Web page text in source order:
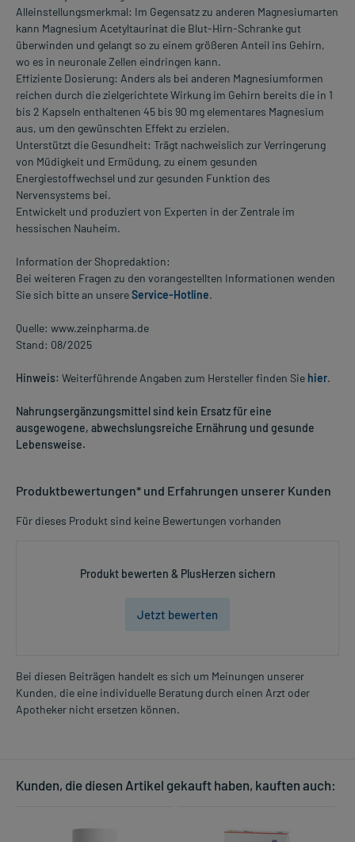
Alleinstellungsmerkmal: Im Gegensatz zu anderen Magnesiumarten
kann Magnesium Acetyltaurinat die Blut-Hirn-Schranke gut
überwinden und gelangt so zu einem größeren Anteil ins Gehirn,
wo es in neuronale Zellen eindringen kann.
Effiziente Dosierung: Anders als bei anderen Magnesiumformen
reichen durch die zielgerichtete Wirkung im Gehirn bereits die in 1
bis 2 Kapseln enthaltenen 45 bis 90 mg elementares Magnesium
aus, um den gewünschten Effekt zu erzielen.
Unterstützt die Gesundheit: Trägt nachweislich zur Verringerung
von Müdigkeit und Ermüdung, zu einem gesunden
Energiestoffwechsel und zur gesunden Funktion des
Nervensystems bei.
Entwickelt und produziert von Experten in der Zentrale im
hessischen Nauheim.
Information der Shopredaktion:
Bei weiteren Fragen zu den vorangestellten Informationen wenden
Sie sich bitte an unsereService-Hotline.
Quelle: www.zeinpharma.de
Stand: 08/2025
Hinweis: Weiterführende Angaben zum Hersteller finden Sie hier.
Nahrungsergänzungsmittel sind kein Ersatz für eine
ausgewogene, abwechslungsreiche Ernährung und gesunde
Lebensweise.
Produktbewertungen* und Erfahrungen unserer Kunden
Für dieses Produkt sind keine Bewertungen vorhanden
Produkt bewerten & PlusHerzen sichern
Jetzt bewerten
Bei diesen Beiträgen handelt es sich um Meinungen unserer
Kunden, die eine individuelle Beratung durch einen Arzt oder
Apotheker nicht ersetzen können.
Kunden, die diesen Artikel gekauft haben, kauften auch: